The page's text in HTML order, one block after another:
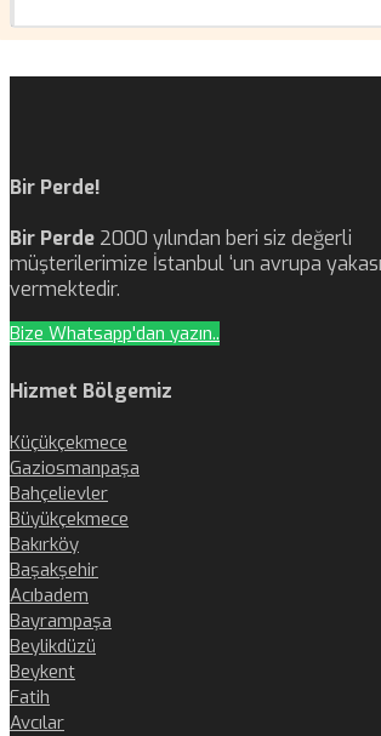
Bir Perde!
Bir Perde 2000 yılından beri siz değerli
müşterilerimize İstanbul ‘un avrupa
vermektedir.
Bize Whatsapp'dan yazın..
Hizmet Bölgemiz
Küçükçekmece
Gaziosmanpaşa
Bahçelievler
Büyükçekmece
Bakırköy
Başakşehir
Acıbadem
Bayrampaşa
Beylikdüzü
Beykent
Fatih
Avcılar